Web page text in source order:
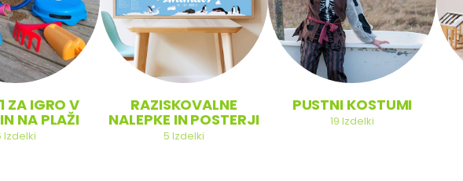
ZA IGRO V
NA PLAŽI
Izdelki
RAZISKOVALNE
NALEPKE IN POSTERJI
5 Izdelki
PUSTNI KOSTUMI
19 Izdelki